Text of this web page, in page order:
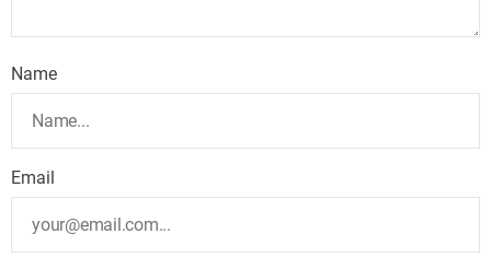
Name
Email